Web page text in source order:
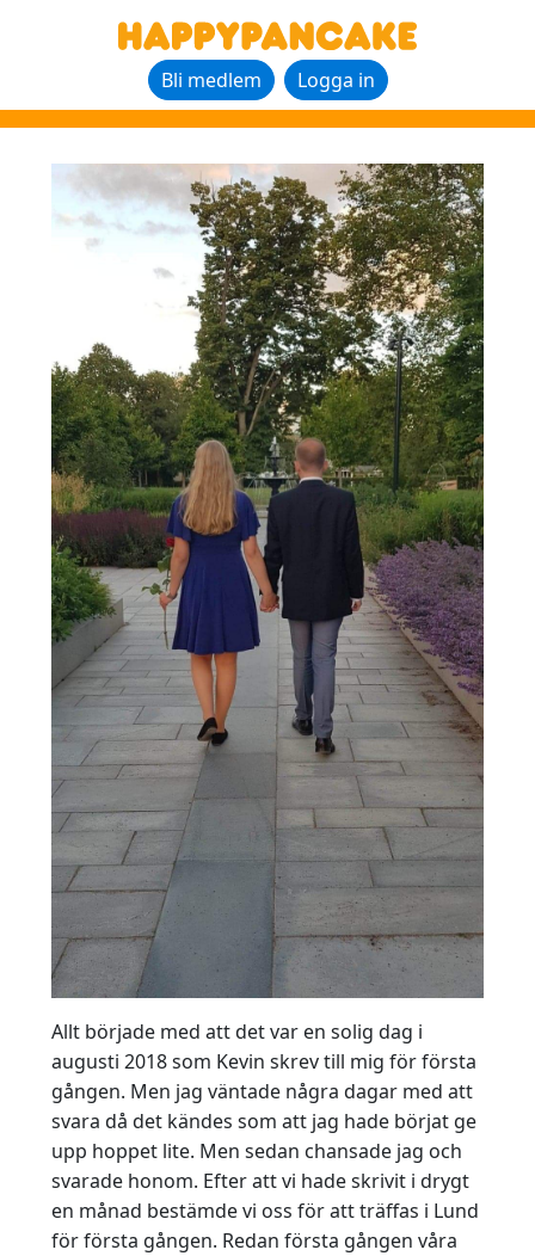
Bli medlem Logga in
Allt började med att det var en solig dag i
augusti 2018 som Kevin skrev till mig för första
gången. Men jag väntade några dagar med att
svara då det kändes som att jag hade börjat ge
upp hoppet lite. Men sedan chansade jag och
svarade honom. Efter att vi hade skrivit i drygt
en månad bestämde vi oss för att träffas i Lund
för första gången. Redan första gången våra